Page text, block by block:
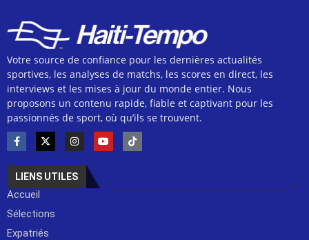
Votre source de confiance pour les dernières actualités
sportives, les analyses de matchs, les scores en direct, les
interviews et les mises à jour du monde entier. Nous
proposons un contenu rapide, fiable et captivant pour les
passionnés de sport, où qu’ils se trouvent.
LIENS UTILES
Accueil
Sélections
Expatriés